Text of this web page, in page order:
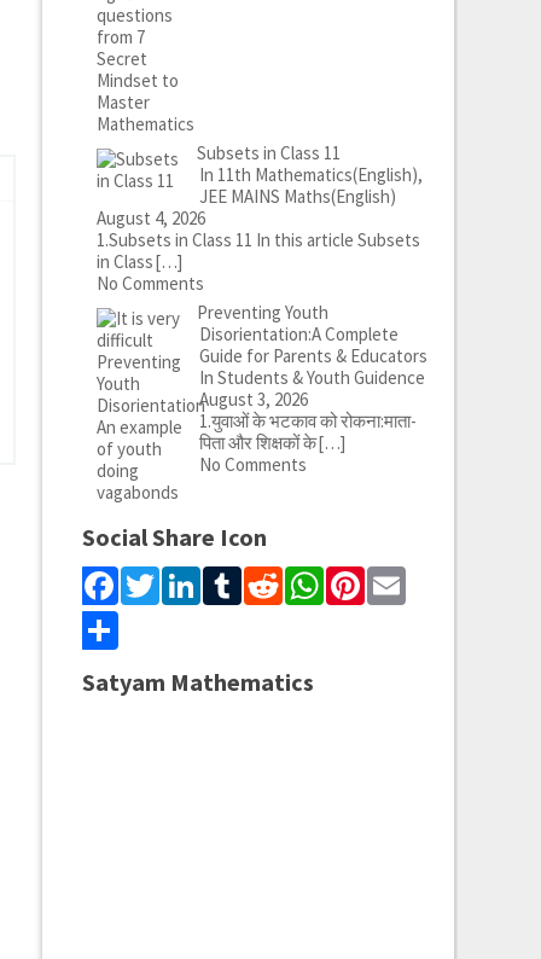
Subsets in Class 11
In 11th Mathematics(English),
JEE MAINS Maths(English)
August 4, 2026
1.Subsets in Class 11 In this article Subsets
in Class[…]
No Comments
Preventing Youth
Disorientation:A Complete
Guide for Parents & Educators
In Students & Youth Guidence
August 3, 2026
1.युवाओं के भटकाव को रोकना:माता-
पिता और शिक्षकों के[…]
No Comments
Social Share Icon
Facebook
Twitter
LinkedIn
Tumblr
Reddit
WhatsApp
Pinterest
Email
Share
Satyam Mathematics